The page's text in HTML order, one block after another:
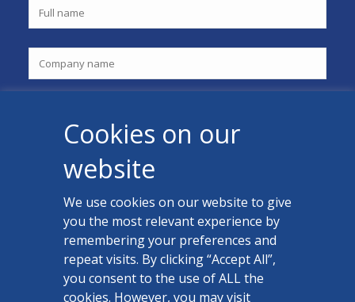
CONTACT US
Facebook
Cookies on our
website
We use cookies on our website to give
you the most relevant experience by
remembering your preferences and
repeat visits. By clicking “Accept All”,
you consent to the use of ALL the
cookies. However, you may visit